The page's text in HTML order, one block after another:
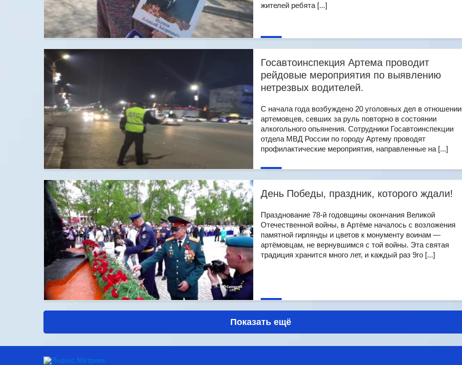
жителей ребята [...]
Госавтоинспекция Артема проводит
рейдовые мероприятия по выявлению
нетрезвых водителей.
С начала года возбуждено 20 уголовных дел в отношении
артемовцев, севших за руль повторно в состоянии
алкогольного опьянения. Сотрудники Госавтоинспекции
отдела МВД России по городу Артему проводят
профилактические мероприятия, направленные на [...]
День Победы, праздник, которого ждали!
Празднование 78-й годовщины окончания Великой
Отечественной войны, в Артёме началось с возложения
памятной гирлянды и цветов к монументу воинам —
артёмовцам, не вернувшимся с той войны. Эта святая
традиция хранится много лет, и каждый раз 9го [...]
Показать ещё